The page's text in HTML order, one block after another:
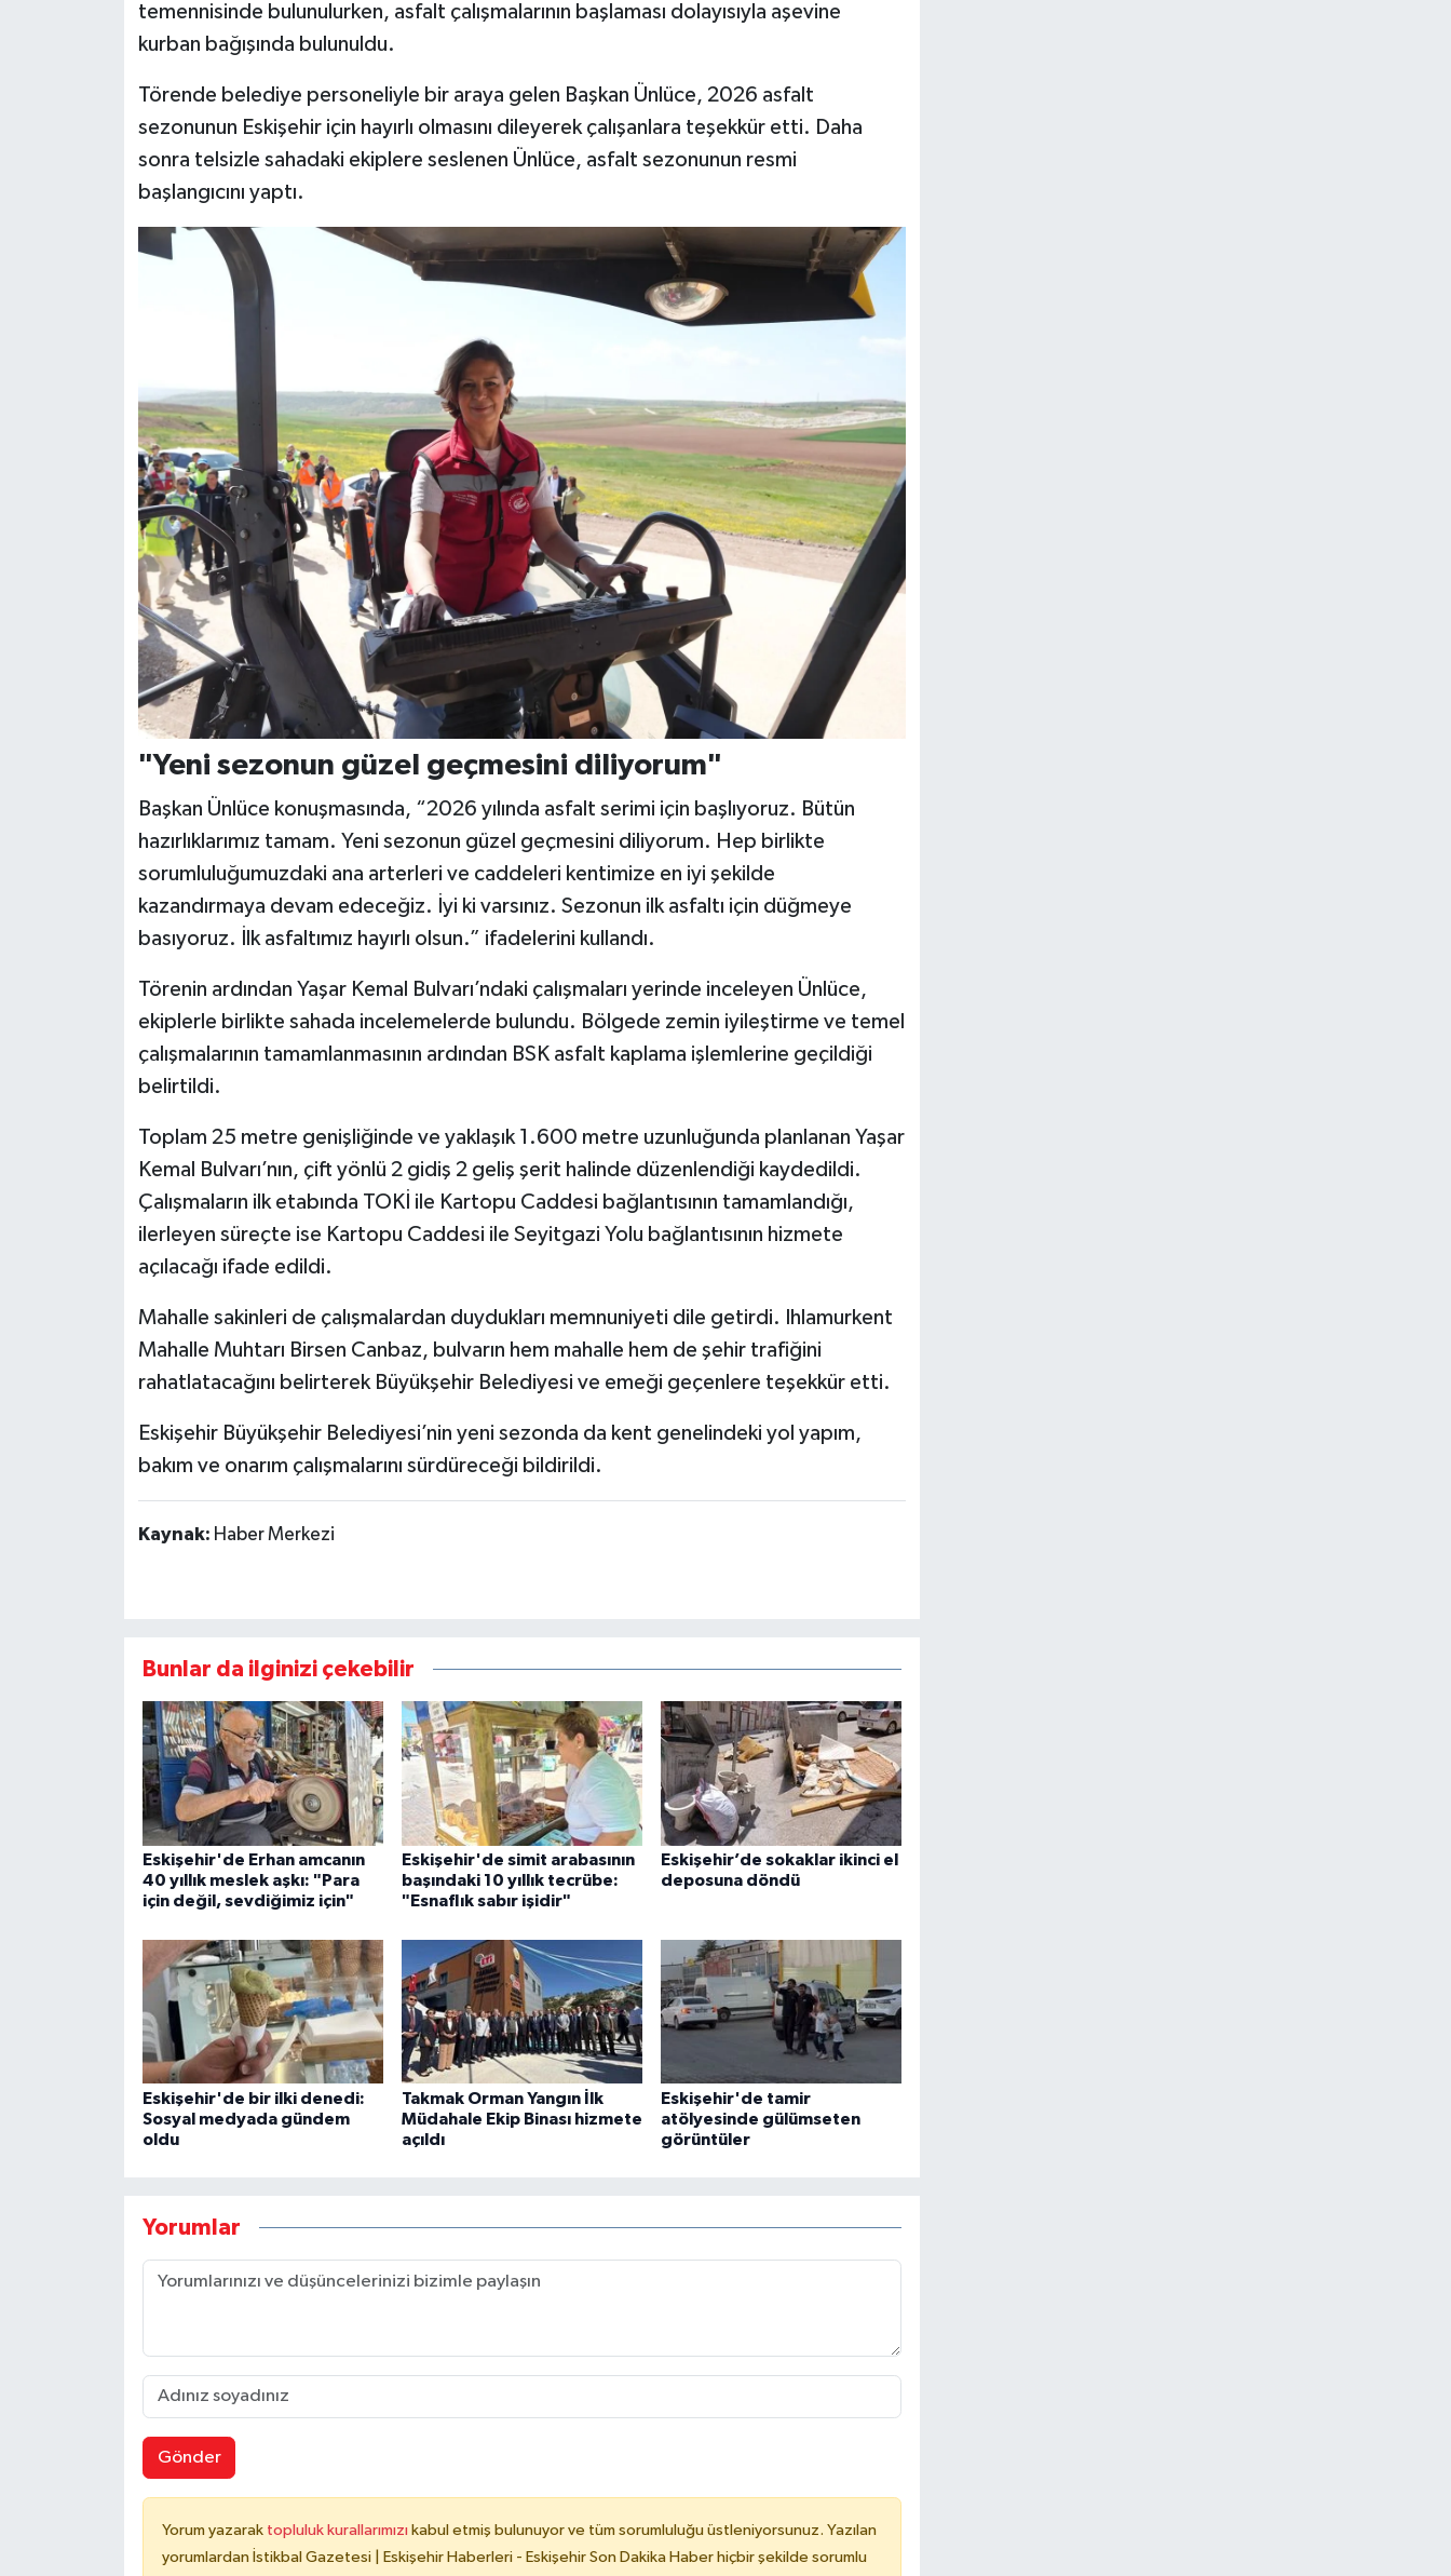
temennisinde bulunulurken, asfalt çalışmalarının başlaması dolayısıyla aşevine
kurban bağışında bulunuldu.
Törende belediye personeliyle bir araya gelen Başkan Ünlüce, 2026 asfalt
sezonunun Eskişehir için hayırlı olmasını dileyerek çalışanlara teşekkür etti. Daha
sonra telsizle sahadaki ekiplere seslenen Ünlüce, asfalt sezonunun resmi
başlangıcını yaptı.
"Yeni sezonun güzel geçmesini diliyorum"
Başkan Ünlüce konuşmasında, “2026 yılında asfalt serimi için başlıyoruz. Bütün
hazırlıklarımız tamam. Yeni sezonun güzel geçmesini diliyorum. Hep birlikte
sorumluluğumuzdaki ana arterleri ve caddeleri kentimize en iyi şekilde
kazandırmaya devam edeceğiz. İyi ki varsınız. Sezonun ilk asfaltı için düğmeye
basıyoruz. İlk asfaltımız hayırlı olsun.” ifadelerini kullandı.
Törenin ardından Yaşar Kemal Bulvarı’ndaki çalışmaları yerinde inceleyen Ünlüce,
ekiplerle birlikte sahada incelemelerde bulundu. Bölgede zemin iyileştirme ve temel
çalışmalarının tamamlanmasının ardından BSK asfalt kaplama işlemlerine geçildiği
belirtildi.
Toplam 25 metre genişliğinde ve yaklaşık 1.600 metre uzunluğunda planlanan Yaşar
Kemal Bulvarı’nın, çift yönlü 2 gidiş 2 geliş şerit halinde düzenlendiği kaydedildi.
Çalışmaların ilk etabında TOKİ ile Kartopu Caddesi bağlantısının tamamlandığı,
ilerleyen süreçte ise Kartopu Caddesi ile Seyitgazi Yolu bağlantısının hizmete
açılacağı ifade edildi.
Mahalle sakinleri de çalışmalardan duydukları memnuniyeti dile getirdi. Ihlamurkent
Mahalle Muhtarı Birsen Canbaz, bulvarın hem mahalle hem de şehir trafiğini
rahatlatacağını belirterek Büyükşehir Belediyesi ve emeği geçenlere teşekkür etti.
Eskişehir Büyükşehir Belediyesi’nin yeni sezonda da kent genelindeki yol yapım,
bakım ve onarım çalışmalarını sürdüreceği bildirildi.
Kaynak: Haber Merkezi
Bunlar da ilginizi çekebilir
Eskişehir'de Erhan amcanın
40 yıllık meslek aşkı: "Para
için değil, sevdiğimiz için"
Eskişehir'de simit arabasının
başındaki 10 yıllık tecrübe:
"Esnaflık sabır işidir"
Eskişehir’de sokaklar ikinci el
deposuna döndü
Eskişehir'de bir ilki denedi:
Sosyal medyada gündem
oldu
Takmak Orman Yangın İlk
Müdahale Ekip Binası hizmete
açıldı
Eskişehir'de tamir
atölyesinde gülümseten
görüntüler
Yorumlar
Gönder
Yorum yazarak topluluk kurallarımızı kabul etmiş bulunuyor ve tüm sorumluluğu üstleniyorsunuz. Yazılan
yorumlardan İstikbal Gazetesi | Eskişehir Haberleri - Eskişehir Son Dakika Haber hiçbir şekilde sorumlu